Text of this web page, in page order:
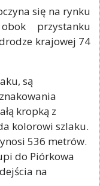
się na rynku
przystanku
krajowej 74
są
kropką z
kolorowi szlaku.
536 metrów.
do Piórkowa
na